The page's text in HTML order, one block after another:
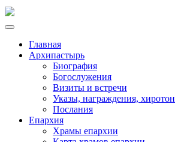
Главная
Архипастырь
Биография
Богослужения
Визиты и встречи
Указы, награждения,
Послания
Епархия
Храмы епархии